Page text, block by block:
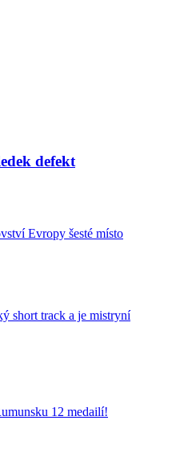
defekt
Evropy šesté místo
short track a je mistryní
12 medailí!